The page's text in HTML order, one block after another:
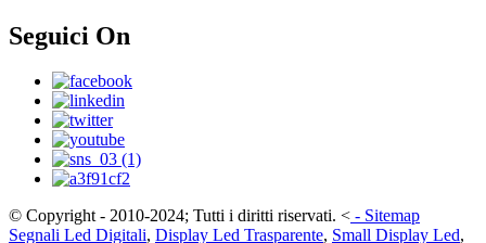
Seguici On
© Copyright - 2010-2024; Tutti i diritti riservati. < - Sitemap
Segnali Led Digitali, Display Led Trasparente, Small Display Led,